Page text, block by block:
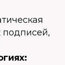
подписей,